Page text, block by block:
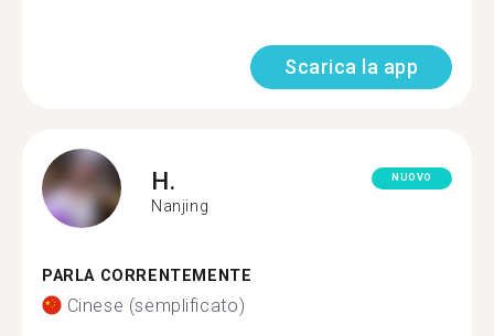
Scarica la app
H.
Nanjing
NUOVO
PARLA CORRENTEMENTE
Cinese (semplificato)